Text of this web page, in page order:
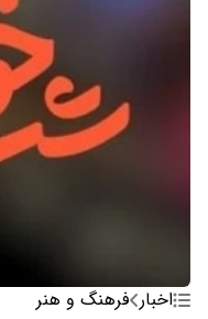
اخبار فرهنگ و هنر